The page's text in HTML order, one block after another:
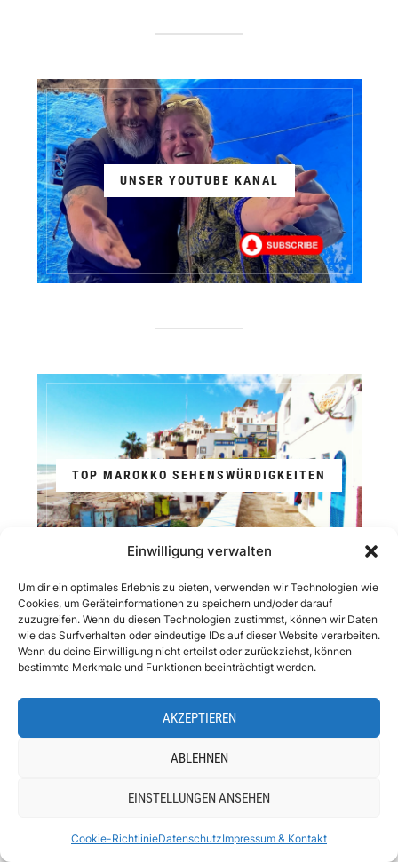
Einwilligung verwalten
Um dir ein optimales Erlebnis zu bieten, verwenden wir Technologien wie
Cookies, um Geräteinformationen zu speichern und/oder darauf
zuzugreifen. Wenn du diesen Technologien zustimmst, können wir Daten
wie das Surfverhalten oder eindeutige IDs auf dieser Website verarbeiten.
Wenn du deine Einwilligung nicht erteilst oder zurückziehst, können
bestimmte Merkmale und Funktionen beeinträchtigt werden.
AKZEPTIEREN
ABLEHNEN
EINSTELLUNGEN ANSEHEN
Cookie-RichtlinieDatenschutzImpressum & Kontakt
UNSER YOUTUBE KANAL
TOP MAROKKO SEHENSWÜRDIGKEITEN